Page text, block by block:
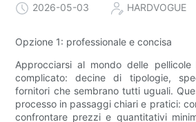
2026-05-03 HARDVOGUE
Opzione 1: professionale e concisa
Approcciarsi al mondo delle pellicole
complicato: decine di tipologie,
fornitori che sembrano tutti uguali.
processo in passaggi chiari e pratici:
confrontare prezzi e quantitativi